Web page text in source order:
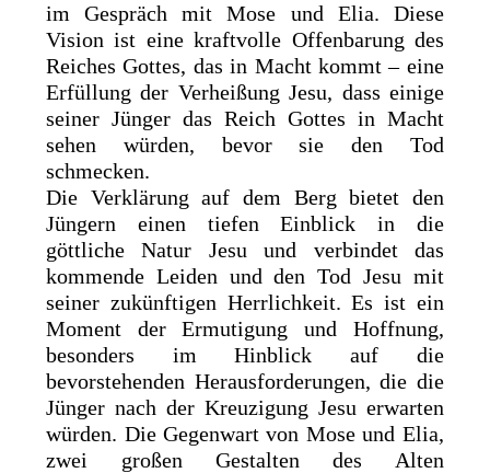
im Gespräch mit Mose und Elia. Diese
Vision ist eine kraftvolle Offenbarung des
Reiches Gottes, das in Macht kommt – eine
Erfüllung der Verheißung Jesu, dass einige
seiner Jünger das Reich Gottes in Macht
sehen würden, bevor sie den Tod
schmecken.
Die Verklärung auf dem Berg bietet den
Jüngern einen tiefen Einblick in die
göttliche Natur Jesu und verbindet das
kommende Leiden und den Tod Jesu mit
seiner zukünftigen Herrlichkeit. Es ist ein
Moment der Ermutigung und Hoffnung,
besonders im Hinblick auf die
bevorstehenden Herausforderungen, die die
Jünger nach der Kreuzigung Jesu erwarten
würden. Die Gegenwart von Mose und Elia,
zwei großen Gestalten des Alten